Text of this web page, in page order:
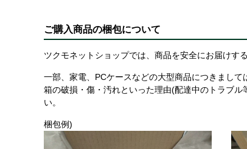
ご購入商品の梱包について
ツクモネットショップでは、商品を安全にお届けす
一部、家電、PCケースなどの大型商品につきまし
箱の破損・傷・汚れといった理由(配達中のトラブ
い。
梱包例)